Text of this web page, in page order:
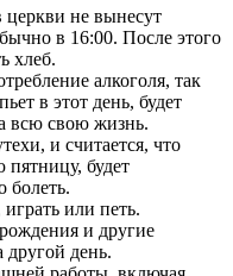
церкви не вынесут
в 16:00. После этого
хлеб.
алкоголя, так
в этот день, будет
всю свою жизнь.
и считается, что
пятницу, будет
болеть.
играть или петь.
и другие
день.